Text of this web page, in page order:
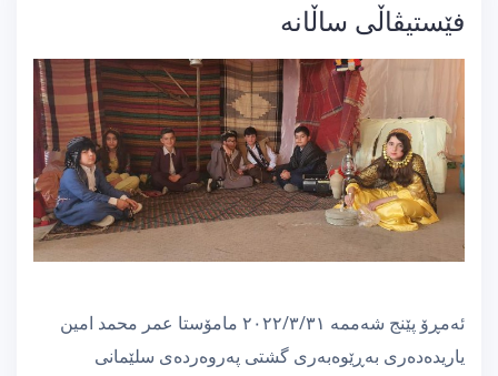
فێستیڤاڵی ساڵانە
ئەمڕۆ پێنج شەممە ٢٠٢٢/٣/٣١ مامۆستا عمر محمد امین
یاریدەدەری بەڕێوەبەری گشتی پەروەردەی سلێمانی